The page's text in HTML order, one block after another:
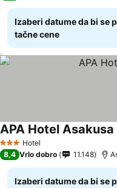
Izaberi datume da bi se
tačne cene
3 Zvezdice
Hotel
APA Hotel Asakusa
8,4 Vrlo dobro 11.148
Izaberi datume da bi se